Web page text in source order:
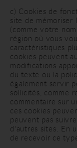
c) Cookies de
site de mémoriser
(comme votre
région où vous
caractéristiques
cookies peuvent
modifications
du texte ou la
également servir
sollicités, comme
commentaire sur
ces cookies
peuvent pas
d'autres sites. En
de recevoir ce